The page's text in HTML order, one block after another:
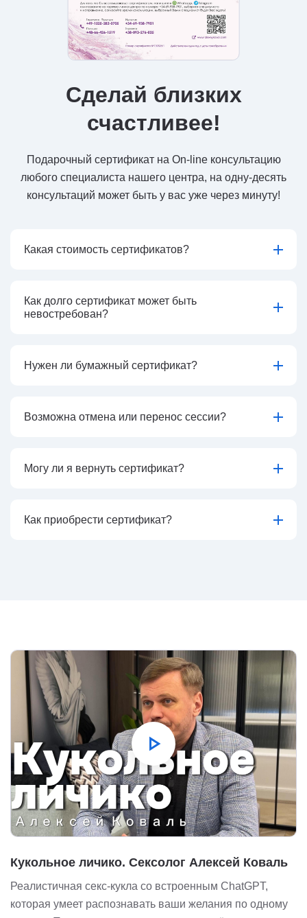
Сделай близких
счастливее!
Подарочный сертификат на On-line консультацию
любого специалиста нашего центра, на одну-десять
консультаций может быть у вас уже через минуту!
Какая стоимость сертификатов?
Как долго сертификат может быть
невостребован?
Нужен ли бумажный сертификат?
Возможна отмена или перенос сессии?
Могу ли я вернуть сертификат?
Как приобрести сертификат?
play_arrow
Кукольное личико. Сексолог Алексей Коваль
Реалистичная секс-кукла со встроенным ChatGPT,
которая умеет распознавать ваши желания по одному